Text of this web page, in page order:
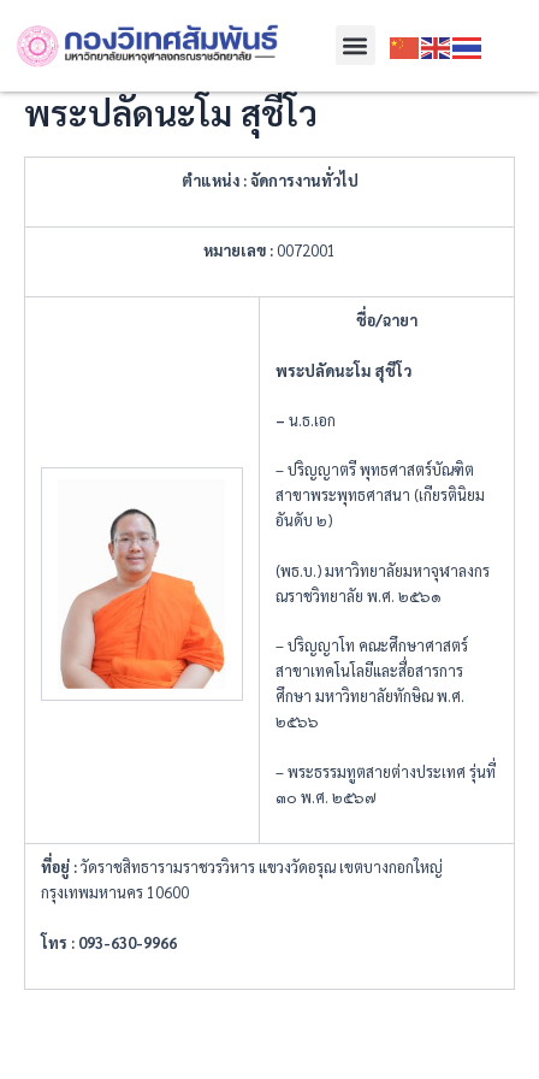
content
Menu
พระปลัดนะโม สุชีโว
ตำแหน่ง : จัดการงานทั่วไป
หมายเลข : 0072001
ชื่อ/ฉายา
พระปลัดนะโม สุชีโว
– น.ธ.เอก
– ปริญญาตรี พุทธศาสตร์บัณฑิต
สาขาพระพุทธศาสนา (เกียรตินิยม
อันดับ ๒)
(พธ.บ.)​ มหาวิทยาลัยมหาจุฬาลงกร
ณราชวิทยาลัย พ.ศ. ๒๕๖๑
– ปริญญาโท คณะศึกษาศาสตร์
สาขาเทคโนโลยีและสื่อสารการ
ศึกษา มหาวิทยาลัยทักษิณ พ.ศ.
๒๕๖๖
– พระธรรมทูตสายต่างประเทศ รุ่นที่
๓๐ พ.ศ. ๒๕๖๗
ที่อยู่ :วัดราชสิทธารามราชวรวิหาร แขวงวัดอรุณ เขตบางกอกใหญ่
กรุงเทพมหานคร 10600
โทร : 093-630-9966